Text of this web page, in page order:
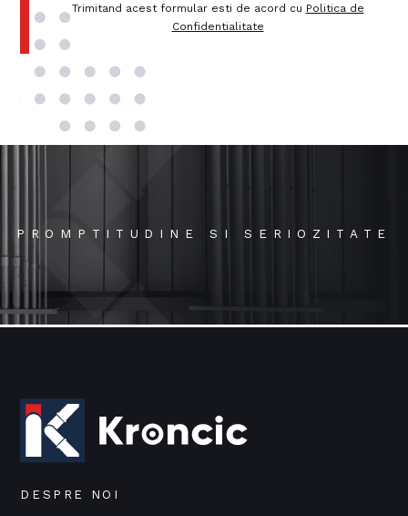
Trimitand acest formular esti de acord cu Politica de
Confidentialitate
PROMPTITUDINE SI SERIOZITATE
DESPRE NOI